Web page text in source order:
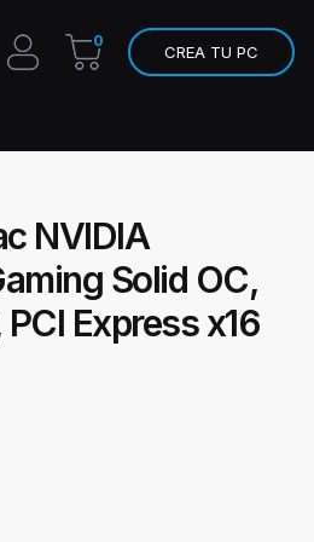
0
CREA TU PC
NVIDIA
Solid OC,
PCI Express x16